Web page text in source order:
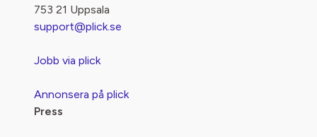
753 21 Uppsala
support@plick.se
Jobb via plick
Annonsera på plick
Press